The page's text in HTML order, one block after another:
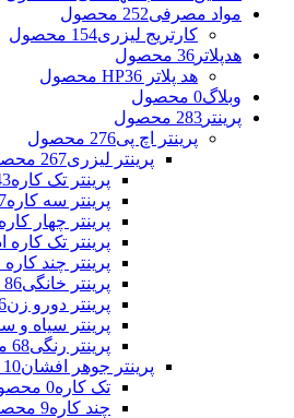
مواد مصرفی252 محصول
کارتریج لیزری154 محصول
هدپلاتر 36 محصول
هد پلاتر HP 36 محصول
وبلاگ0 محصول
پرینتر 283 محصول
پرینتر اچ پی276 محصول
پرینتر لیزری267 محصول
پرینتر تک کاره
پرینتر سه کاره
پرینتر چهار کاره
پرینتر تک کاره
پرینتر چند کاره
پرینتر خانگی86 محصول
پرینتر دورو زن
پرینتر سیاه و
پرینتر رنگی68 محصول
پرینتر جوهر افشان10 محصول
تک کاره0 محصول
چند کاره9 محصول